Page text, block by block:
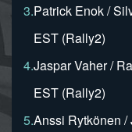
3.Patrick Enok /
EST (Rally2)
4.Jaspar Vaher /
EST (Rally2)
5.Anssi Rytkönen